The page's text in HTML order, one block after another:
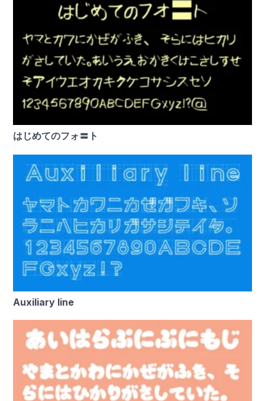
はじめてのフォ〓ト
Auxiliary line